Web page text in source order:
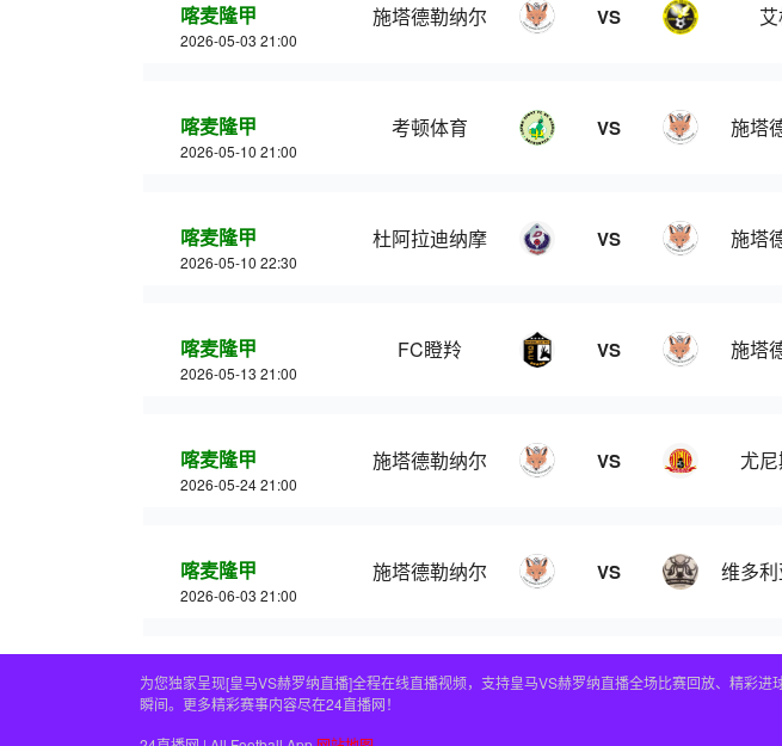
喀麦隆甲
2026-05-03 21:00
施塔德勒纳尔 VS
喀麦隆甲
2026-05-10 21:00
考顿体育 VS 施塔
喀麦隆甲
2026-05-10 22:30
杜阿拉迪纳摩 VS 施塔
喀麦隆甲
2026-05-13 21:00
FC瞪羚 VS 施塔
喀麦隆甲
2026-05-24 21:00
施塔德勒纳尔 VS 尤
喀麦隆甲
2026-06-03 21:00
施塔德勒纳尔 VS 维多
为您独家呈现[皇马VS赫罗纳直播]全程在线直播视频，支持皇马VS赫罗纳直播全场比赛回放、精彩
瞬间。更多精彩赛事内容尽在24直播网！